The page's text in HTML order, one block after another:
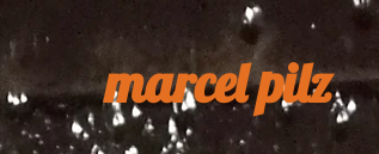
marcel pilz